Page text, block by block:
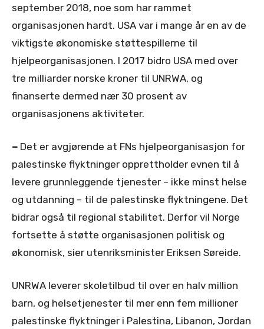
september 2018, noe som har rammet
organisasjonen hardt. USA var i mange år en av de
viktigste økonomiske støttespillerne til
hjelpeorganisasjonen. I 2017 bidro USA med over
tre milliarder norske kroner til UNRWA, og
finanserte dermed nær 30 prosent av
organisasjonens aktiviteter.
– Det er avgjørende at FNs hjelpeorganisasjon for
palestinske flyktninger opprettholder evnen til å
levere grunnleggende tjenester – ikke minst helse
og utdanning – til de palestinske flyktningene. Det
bidrar også til regional stabilitet. Derfor vil Norge
fortsette å støtte organisasjonen politisk og
økonomisk, sier utenriksminister Eriksen Søreide.
UNRWA leverer skoletilbud til over en halv million
barn, og helsetjenester til mer enn fem millioner
palestinske flyktninger i Palestina, Libanon, Jordan